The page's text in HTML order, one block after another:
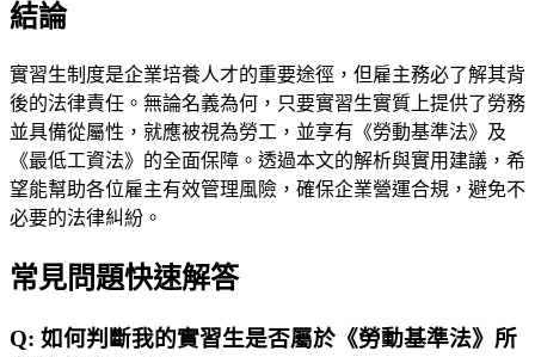
結論
實習生制度是企業培養人才的重要途徑，但雇主務必了解其背
後的法律責任。無論名義為何，只要實習生實質上提供了勞務
並具備從屬性，就應被視為勞工，並享有《勞動基準法》及
《最低工資法》的全面保障。透過本文的解析與實用建議，希
望能幫助各位雇主有效管理風險，確保企業營運合規，避免不
必要的法律糾紛。
常見問題快速解答
Q: 如何判斷我的實習生是否屬於《勞動基準法》所